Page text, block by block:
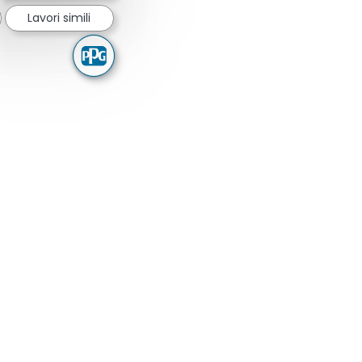
Lavori simili